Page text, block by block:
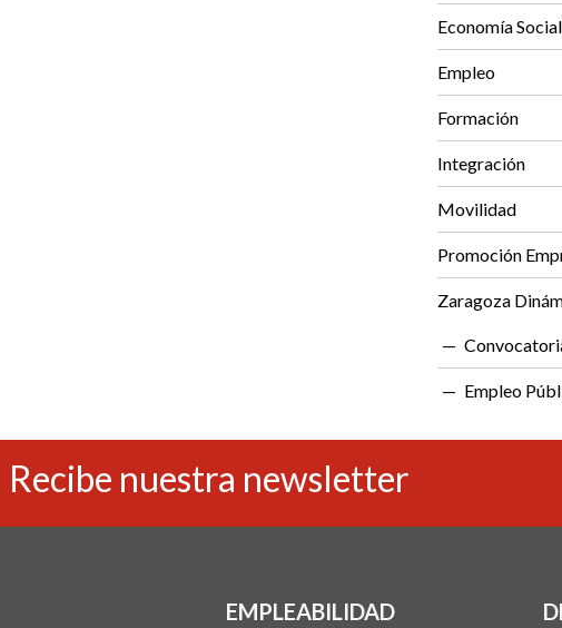
Economía Social
Empleo
Formación
Integración
Movilidad
Promoción
Zaragoza
Empleo
Recibe nuestra newsletter
EMPLEABILIDAD